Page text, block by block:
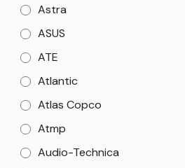
Astra
ASUS
ATE
Atlantic
Atlas Copco
Atmp
Audio-Technica